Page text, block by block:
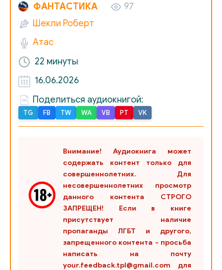
ФАНТАСТИКА
97
Шекли Роберт
Атас
22 минуты
16.06.2026
Поделиться аудиокнигой:
TG FB TW WA VB PT VK
Внимание! Аудиокнига может
содержать контент только для
совершеннолетних. Для
несовершеннолетних просмотр
данного контента СТРОГО
ЗАПРЕЩЕН! Если в книге
присутствует наличие
пропаганды ЛГБТ и другого,
запрещенного контента - просьба
написать на почту
your.feedback.tpl@gmail.com для